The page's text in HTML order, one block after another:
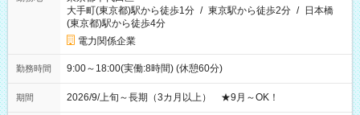
大手町(東京都)駅から徒歩1分 / 東京駅から徒歩2分 / 日本橋
(東京都)駅から徒歩4分
電力関係企業
勤務時間 9:00～18:00(実働:8時間) (休憩60分)
期間 2026/9/上旬～長期（3カ月以上） ★9月～OK！